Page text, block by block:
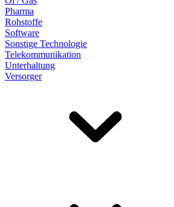
Pharma
Rohstoffe
Software
Sonstige Technologie
Telekommunikation
Unterhaltung
Versorger